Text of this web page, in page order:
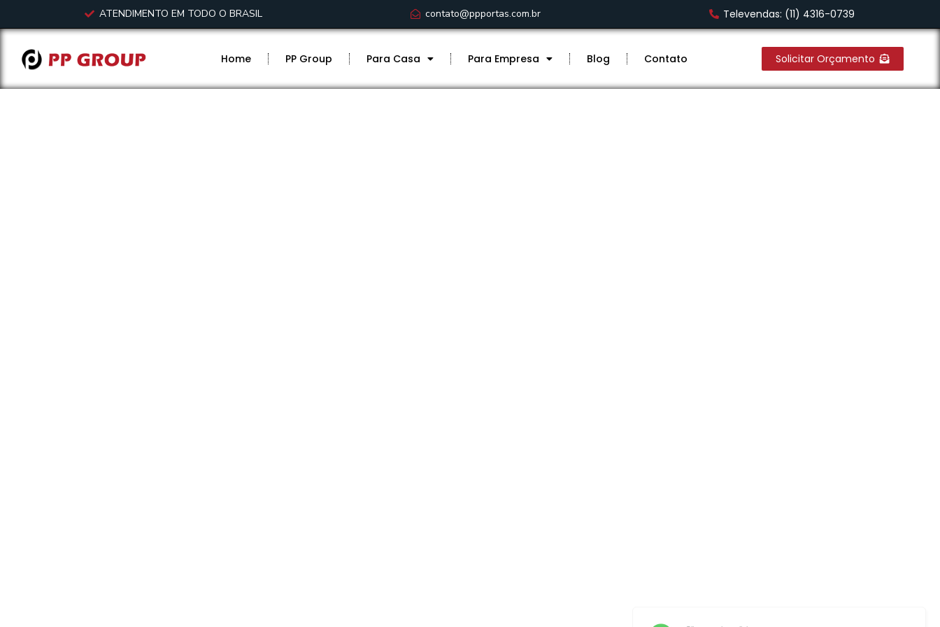
ATENDIMENTO EM TODO O BRASIL contato@ppportas.com.br Televendas: (11) 4316-0739
Home PP Group Para Casa Para Empresa Blog Contato Solicitar Orçamento